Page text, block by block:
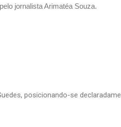
jornalista Arimatéa Souza.
posicionando-se